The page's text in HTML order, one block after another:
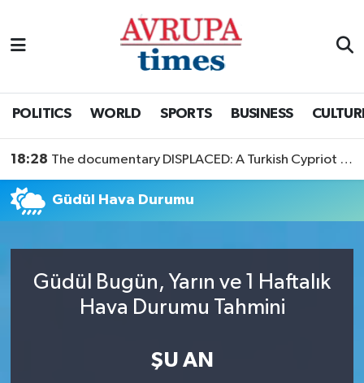
POLITICS WORLD SPORTS BUSINESS
18:28 The documentary DISPLACED: A Turkish Cypriot Story is now available to watch
Güdül Hava Durumu
Güdül Bugün, Yarın ve 1 Haftalık
Hava Durumu Tahmini
ŞU AN
Nöbetçi Eczaneler
Son Dakika Haberleri